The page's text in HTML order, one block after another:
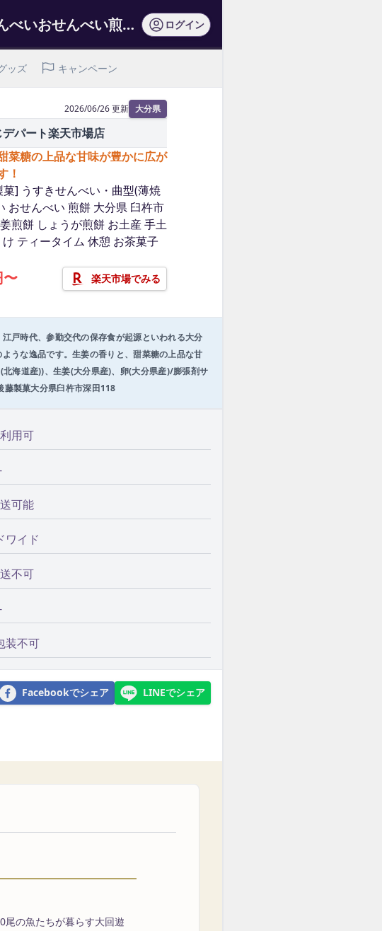
せんべい[後藤製菓]うすきせんべい・曲型(薄焼き)5枚/せんべいおせんべい煎餅大… ログイン
ッズ キャンペーン
2026/06/26 更新 大分県
デパート楽天市場店
菜糖の上品な甘味が豊かに広が
！
] うすきせんべい・曲型(薄焼
おせんべい 煎餅 大分県 臼杵市
煎餅 しょうが煎餅 お土産 手土
ティータイム 休憩 お茶菓子
〜 楽天市場でみる
戸時代、参勤交代の保存食が起源といわれる大分
うな逸品です。生姜の香りと、甜菜糖の上品な甘
海道産))、生姜(大分県産)、卵(大分県産)/膨張剤サ
製菓大分県臼杵市深田118
用可
可能
ワイド
不可
装不可
Facebookでシェア LINEでシェア
尾の魚たちが暮らす大回遊